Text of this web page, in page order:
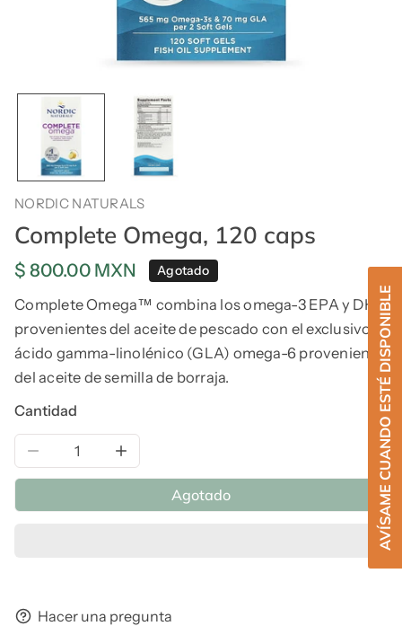
NORDIC NATURALS
Complete Omega, 120 caps
Precio
regular
$ 800.00 MXN Agotado
Complete Omega™ combina los omega-3 EPA y DHA
provenientes del aceite de pescado con el exclusivo
ácido gamma-linolénico (GLA) omega-6 proveniente
del aceite de semilla de borraja.
Cantidad
Reducir la cantidad de Complete Omega, 120 caps
Aumentar la cantidad de Complete
Agotado
Hacer una pregunta
AVÍSAME CUANDO ESTÉ DISPONIBLE